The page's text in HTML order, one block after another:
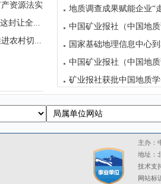
资源法实...
封让全...
农村切...
地质调查成果赋能企业“
中国矿业报社（中国地
国家基础地理信息中心
中国矿业报社（中国地
矿业报社获批中国地质
矿业报社与盐湖股份签
矿业报社支撑蜀道集团
主办：
地址：
技术支
网站标